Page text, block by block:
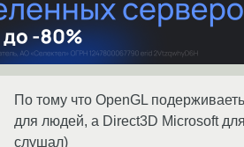
По тому что OpenGL
для людей, а Direct3D Microsoft
слушал)